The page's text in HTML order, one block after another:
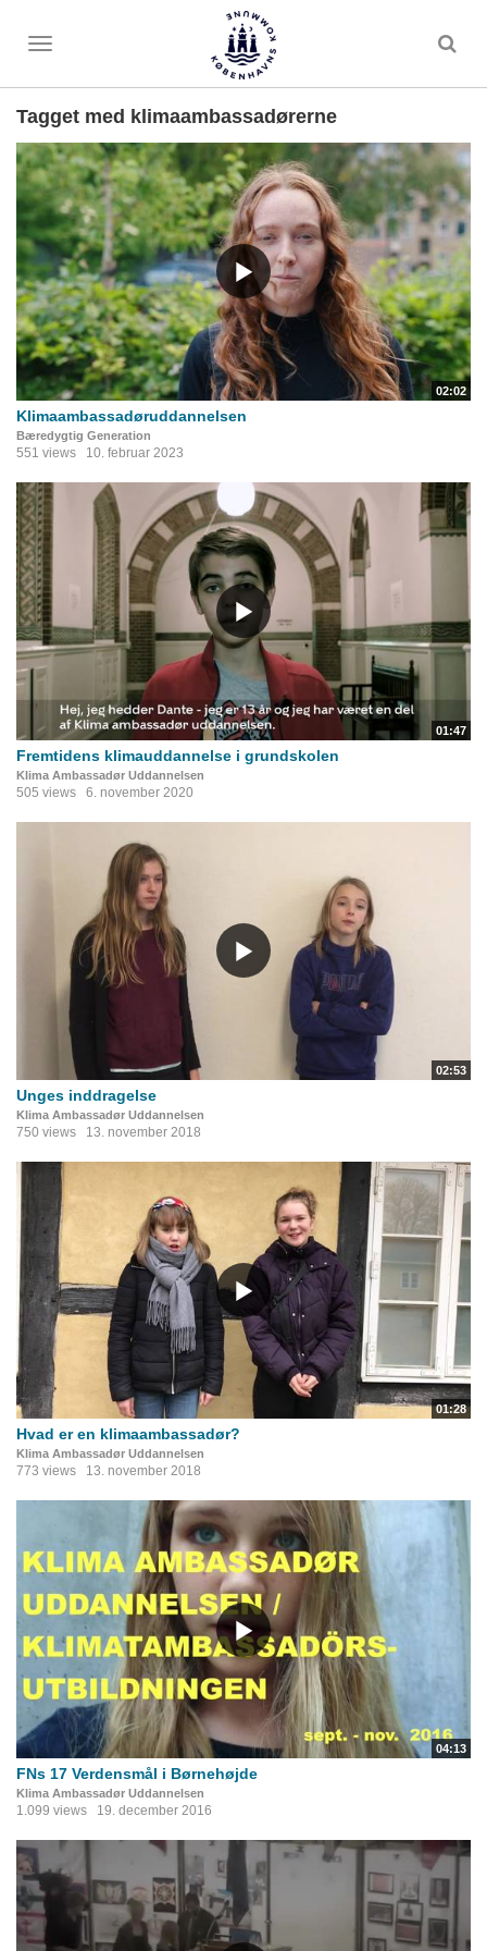
Toggle
Tagget med klimaambassadørerne
02:02
Klimaambassadøruddannelsen
Bæredygtig Generation
551 views 10. februar 2023
01:47
Fremtidens klimauddannelse i grundskolen
Klima Ambassadør Uddannelsen
505 views 6. november 2020
02:53
Unges inddragelse
Klima Ambassadør Uddannelsen
750 views 13. november 2018
01:28
Hvad er en klimaambassadør?
Klima Ambassadør Uddannelsen
773 views 13. november 2018
04:13
FNs 17 Verdensmål i Børnehøjde
Klima Ambassadør Uddannelsen
1.099 views 19. december 2016